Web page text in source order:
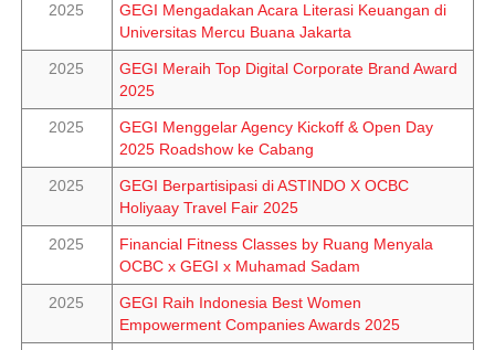
2025
GEGI Mengadakan Acara Literasi Keuangan di
Universitas Mercu Buana Jakarta
2025
GEGI Meraih Top Digital Corporate Brand Award
2025
2025
GEGI Menggelar Agency Kickoff & Open Day
2025 Roadshow ke Cabang
2025
GEGI Berpartisipasi di ASTINDO X OCBC
Holiyaay Travel Fair 2025
2025
Financial Fitness Classes by Ruang Menyala
OCBC x GEGI x Muhamad Sadam
2025
GEGI Raih Indonesia Best Women
Empowerment Companies Awards 2025